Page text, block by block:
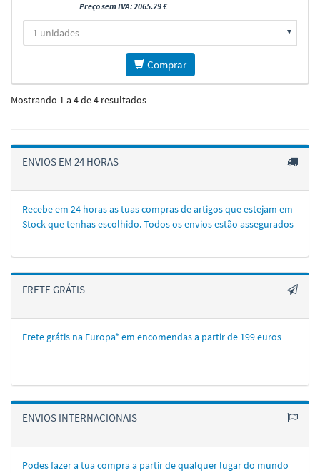
Preço sem IVA: 2065.29 €
Comprar
Mostrando 1 a 4 de 4 resultados
ENVIOS EM 24 HORAS
Recebe em 24 horas as tuas compras de artigos que estejam em
Stock que tenhas escolhido. Todos os envios estão assegurados
FRETE GRÁTIS
Frete grátis na Europa* em encomendas a partir de 199 euros
ENVIOS INTERNACIONAIS
Podes fazer a tua compra a partir de qualquer lugar do mundo